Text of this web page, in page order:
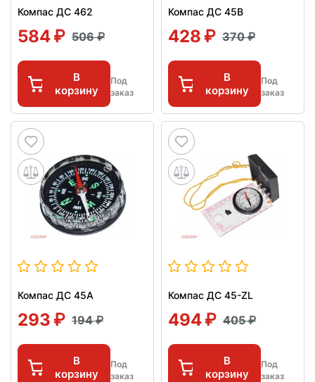
Компас ДС 462
584 506
В
корзину
Под
заказ
Компас ДС 45В
428 370
В
корзину
Под
заказ
Компас ДС 45А
293 194
В
корзину
Под
заказ
Компас ДС 45-ZL
494 405
В
корзину
Под
заказ